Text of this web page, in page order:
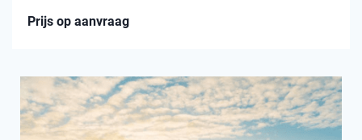
Prijs op aanvraag